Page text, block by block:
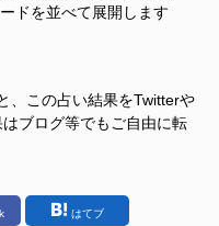
ドを並べて展開します
、この占い結果をTwitterや
ブログ等でもご自由に転
はてブ